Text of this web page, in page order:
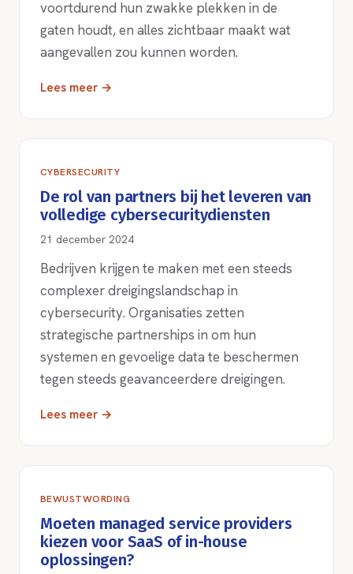
voortdurend hun zwakke plekken in de
gaten houdt, en alles zichtbaar maakt wat
aangevallen zou kunnen worden.
Lees meer →
CYBERSECURITY
De rol van partners bij het leveren van
volledige cybersecuritydiensten
21 december 2024
Bedrijven krijgen te maken met een steeds
complexer dreigingslandschap in
cybersecurity. Organisaties zetten
strategische partnerships in om hun
systemen en gevoelige data te beschermen
tegen steeds geavanceerdere dreigingen.
Lees meer →
BEWUSTWORDING
Moeten managed service providers
kiezen voor SaaS of in-house
oplossingen?